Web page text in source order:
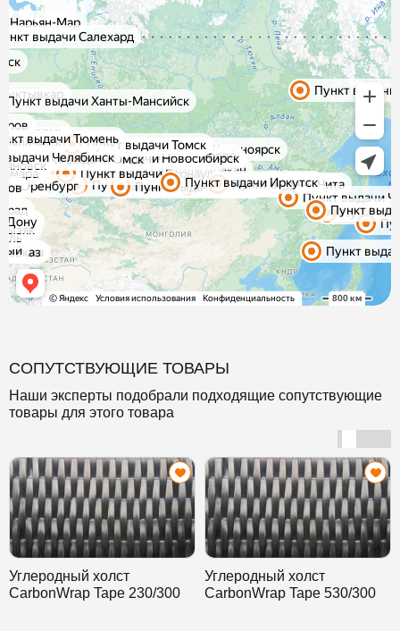
СОПУТСТВУЮЩИЕ ТОВАРЫ
Наши эксперты подобрали подходящие сопутствующие
товары для этого товара
Углеродный холст
CarbonWrap Tape 230/300
Углеродный холст
CarbonWrap Tape 530/300